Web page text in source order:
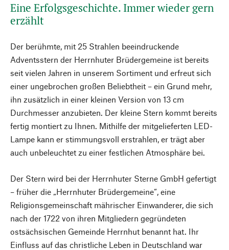
Eine Erfolgsgeschichte. Immer wieder gern
erzählt
Der berühmte, mit 25 Strahlen beeindruckende
Adventsstern der Herrnhuter Brüdergemeine ist bereits
seit vielen Jahren in unserem Sortiment und erfreut sich
einer ungebrochen großen Beliebtheit – ein Grund mehr,
ihn zusätzlich in einer kleinen Version von 13 cm
Durchmesser anzubieten. Der kleine Stern kommt bereits
fertig montiert zu Ihnen. Mithilfe der mitgelieferten LED-
Lampe kann er stimmungsvoll erstrahlen, er trägt aber
auch unbeleuchtet zu einer festlichen Atmosphäre bei.
Der Stern wird bei der Herrnhuter Sterne GmbH gefertigt
– früher die „Herrnhuter Brüdergemeine“, eine
Religionsgemeinschaft mährischer Einwanderer, die sich
nach der 1722 von ihren Mitgliedern gegründeten
ostsächsischen Gemeinde Herrnhut benannt hat. Ihr
Einfluss auf das christliche Leben in Deutschland war